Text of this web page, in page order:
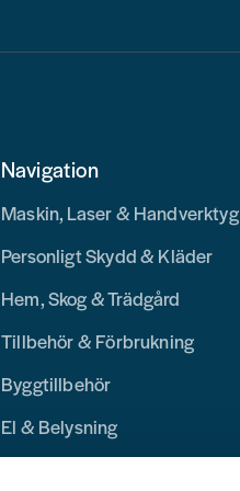
Navigation
Maskin, Laser & Handverktyg
Personligt Skydd & Kläder
Hem, Skog & Trädgård
Tillbehör & Förbrukning
Byggtillbehör
El & Belysning